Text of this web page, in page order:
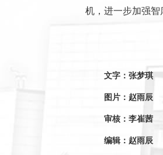
机，进一步加强智
文字：张梦琪
图片：赵雨辰
审核：李崔茜
编辑：赵雨辰